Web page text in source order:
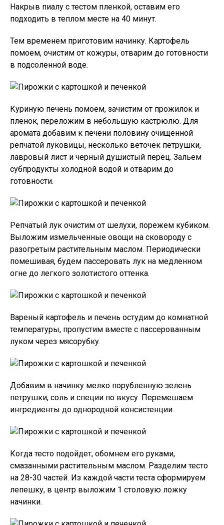
Накрыв пиалу с тестом пленкой, оставим его
подходить в теплом месте на 40 минут.
Тем временем приготовим начинку. Картофель
помоем, очистим от кожуры, отварим до готовности
в подсоленной воде.
Куриную печень помоем, зачистим от прожилок и
пленок, переложим в небольшую кастрюлю. Для
аромата добавим к печени половину очищенной
репчатой луковицы, несколько веточек петрушки,
лавровый лист и черный душистый перец. Зальем
субпродукты холодной водой и отварим до
готовности.
Репчатый лук очистим от шелухи, порежем кубиком.
Выложим измельченные овощи на сковороду с
разогретым растительным маслом. Периодически
помешивая, будем пассеровать лук на медленном
огне до легкого золотистого оттенка.
Вареный картофель и печень остудим до комнатной
температуры, пропустим вместе с пассерованным
луком через мясорубку.
Добавим в начинку мелко порубленную зелень
петрушки, соль и специи по вкусу. Перемешаем
ингредиенты до однородной консистенции.
Когда тесто подойдет, обомнем его руками,
смазанными растительным маслом. Разделим тесто
на 28-30 частей. Из каждой части теста сформируем
лепешку, в центр выложим 1 столовую ложку
начинки.